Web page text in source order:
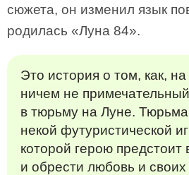
сюжета, он изменил язык
родилась «Луна 84».
Это история о том, как,
ничем не
в тюрьму на Луне. Тюрьма
некой футуристической
которой герою предстоит
и обрести любовь и своих